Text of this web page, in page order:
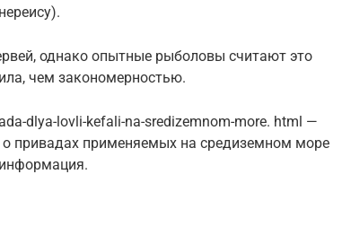
однако опытные рыболовы считают это
чем закономерностью.
dlya-lovli-kefali-na-sredizemnom-more. html —
привадах применяемых на средиземном море